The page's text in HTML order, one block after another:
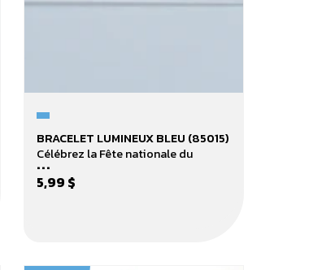
Bracelet
lumineux
bleu
(85015)
BRACELET LUMINEUX BLEU (85015)
Célébrez la Fête nationale du
...
5,99 $